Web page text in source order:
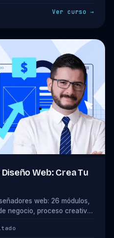
Ver curso →
Web: Crea Tu
web: 26 módulos,
negocio, proceso creativo,
plan.